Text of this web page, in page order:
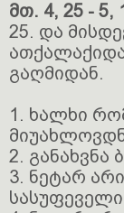
მთ. 4, 25 - 5,
25. და
გაღმიდან.
1. ხალხი
2. განახვნა
3. ნეტარ